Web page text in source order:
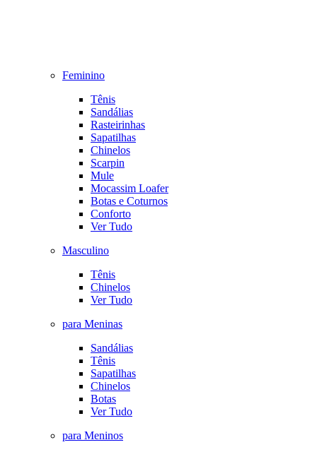
Feminino
Tênis
Sandálias
Rasteirinhas
Sapatilhas
Chinelos
Scarpin
Mule
Mocassim Loafer
Botas e Coturnos
Conforto
Ver Tudo
Masculino
Tênis
Chinelos
Ver Tudo
para Meninas
Sandálias
Tênis
Sapatilhas
Chinelos
Botas
Ver Tudo
para Meninos